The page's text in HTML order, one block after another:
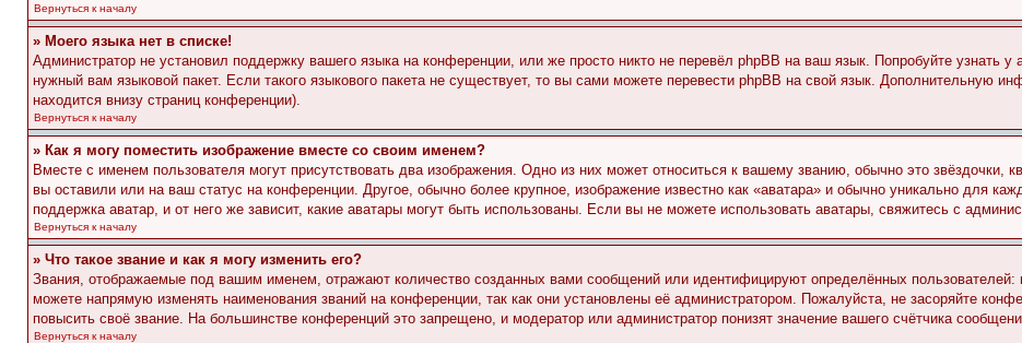
Вернуться к началу
» Моего языка нет в списке!
Администратор не установил поддержку вашего языка на конференции, или же просто никто не перевёл phpBB на ваш язык. Попробуйте узнать
нужный вам языковой пакет. Если такого языкового пакета не существует, то вы сами можете перевести phpBB на свой язык. Дополнительную
находится внизу страниц конференции).
Вернуться к началу
» Как я могу поместить изображение вместе со своим именем?
Вместе с именем пользователя могут присутствовать два изображения. Одно из них может относиться к вашему званию, обычно это звёздочки,
вы оставили или на ваш статус на конференции. Другое, обычно более крупное, изображение известно как «аватара» и обычно уникально для
поддержка аватар, и от него же зависит, какие аватары могут быть использованы. Если вы не можете использовать аватары, свяжитесь с
Вернуться к началу
» Что такое звание и как я могу изменить его?
Звания, отображаемые под вашим именем, отражают количество созданных вами сообщений или идентифицируют определённых
можете напрямую изменять наименования званий на конференции, так как они установлены её администратором. Пожалуйста, не засоряйте
повысить своё звание. На большинстве конференций это запрещено, и модератор или администратор понизят значение вашего счётчика
Вернуться к началу